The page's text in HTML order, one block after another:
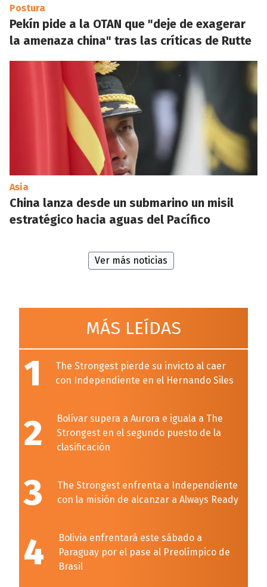
Postura
Pekín pide a la OTAN que "deje de exagerar
la amenaza china" tras las críticas de Rutte
Asia
China lanza desde un submarino un misil
estratégico hacia aguas del Pacífico
Ver más noticias
MÁS LEÍDAS
1
The Strongest pierde su invicto al caer
con Independiente en el Hernando Siles
2
Bolívar supera a Aurora e iguala a The
Strongest en el segundo puesto de la
clasificación
3
The Strongest enfrenta a Independiente
con la misión de alcanzar a Always Ready
4
Bolivia enfrentará este sábado a
Paraguay por el pase al Preolímpico de
Brasil